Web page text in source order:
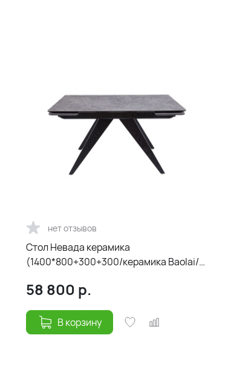
нет отзывов
Стол Невада керамика
(1400*800+300+300/керамика Baolai/
58 800 р.
В корзину